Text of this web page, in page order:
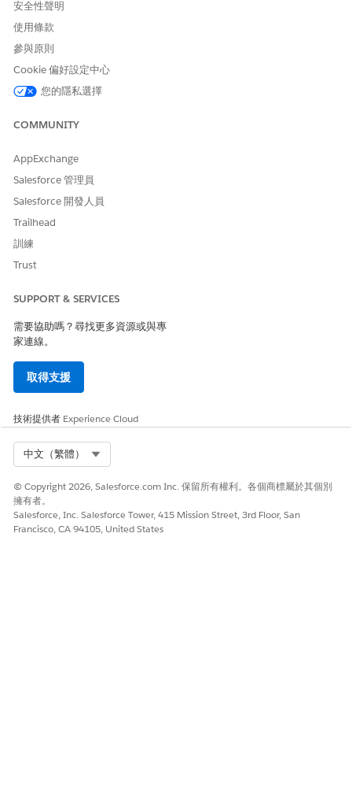
以下是網域需要驗證時的結果範例。
網域已驗證:Salesforce 可以從此網域傳送使用者授權與系統產
未驗證網域:無論電子郵件地址是否經過驗證,使用者所編寫和系
敗。
若要從此網域傳送電子郵件,請新增已啟用的 DKIM 金鑰或已驗
證的授權電子郵件網域。
網域暫時豁免:Salesforce 將此網域新增至先前在此組織中使用
的電子郵件傳送網域暫時允許清單。若要瞭解您組織中的允許清
單何時到期,請參閱「
已驗證的授權電子郵件網域。
網域豁免:Salesforce 可以使用「寄件者」地址中的此網域來傳
送使用者編寫和系統產生的電子郵件。由於這是 Salesforce 擁
有的或公用電子郵件服務網域,因此不需要啟用的 DKIM 金鑰或
經過驗證的授權電子郵件網域。
另請參照：
安全性聲明
使用條款
參與原則
Cookie 偏好設定中心
您的隱私選擇
COMMUNITY
AppExchange
Salesforce 管理員
Salesforce 開發人員
Trailhead
訓練
Trust
SUPPORT & SERVICES
需要協助嗎？尋找更多資源或與專
家連線。
取得支援
技術提供者 Experience Cloud
中文（繁體）
© Copyright 2026, Salesforce.com Inc. 保留所有權利。各個商標屬於其個別
擁有者。
Salesforce, Inc. Salesforce Tower, 415 Mission Street, 3rd Floor, San
Francisco, CA 94105, United States